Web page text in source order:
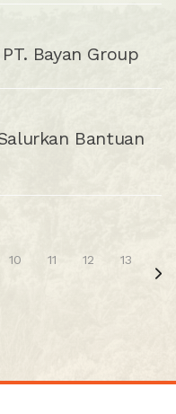
Bayan Group
Bantuan
10 11 12
13